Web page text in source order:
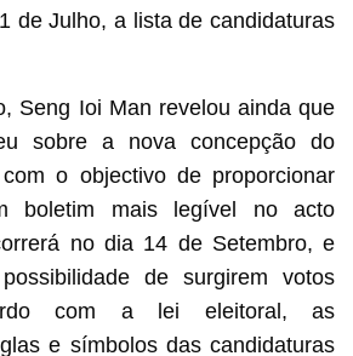
de Julho, a lista de candidaturas
Seng Ioi Man revelou ainda que
sobre a nova concepção do
o objectivo de proporcionar
boletim mais legível no acto
no dia 14 de Setembro, e
de surgirem votos
com a lei eleitoral, as
e símbolos das candidaturas